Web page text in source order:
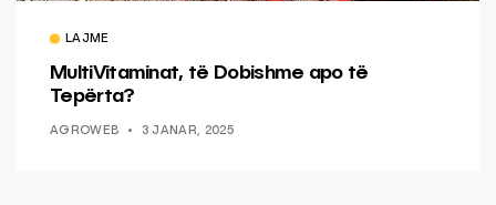
LAJME
MultiVitaminat, të Dobishme apo të
Tepërta?
AGROWEB 3 JANAR, 2025